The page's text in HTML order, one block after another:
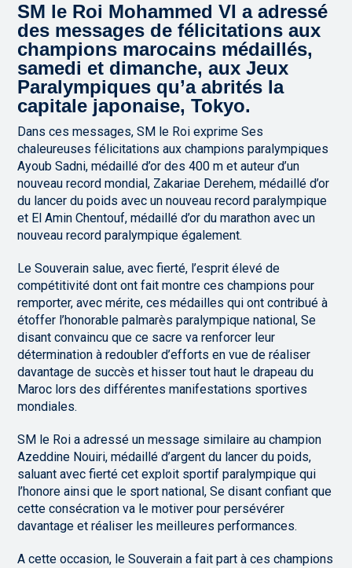
SM le Roi Mohammed VI a adressé
des messages de félicitations aux
champions marocains médaillés,
samedi et dimanche, aux Jeux
Paralympiques qu’a abrités la
capitale japonaise, Tokyo.
Dans ces messages, SM le Roi exprime Ses
chaleureuses félicitations aux champions paralympiques
Ayoub Sadni, médaillé d’or des 400 m et auteur d’un
nouveau record mondial, Zakariae Derehem, médaillé d’or
du lancer du poids avec un nouveau record paralympique
et El Amin Chentouf, médaillé d’or du marathon avec un
nouveau record paralympique également.
Le Souverain salue, avec fierté, l’esprit élevé de
compétitivité dont ont fait montre ces champions pour
remporter, avec mérite, ces médailles qui ont contribué à
étoffer l’honorable palmarès paralympique national, Se
disant convaincu que ce sacre va renforcer leur
détermination à redoubler d’efforts en vue de réaliser
davantage de succès et hisser tout haut le drapeau du
Maroc lors des différentes manifestations sportives
mondiales.
SM le Roi a adressé un message similaire au champion
Azeddine Nouiri, médaillé d’argent du lancer du poids,
saluant avec fierté cet exploit sportif paralympique qui
l’honore ainsi que le sport national, Se disant confiant que
cette consécration va le motiver pour persévérer
davantage et réaliser les meilleures performances.
A cette occasion, le Souverain a fait part à ces champions